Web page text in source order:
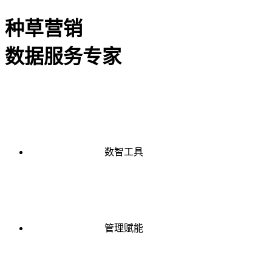
种草营销
数据服务专家
数智工具
管理赋能